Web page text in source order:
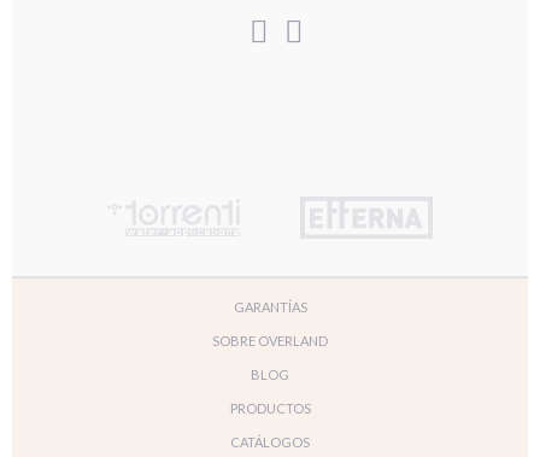
GARANTÍAS
SOBRE OVERLAND
BLOG
PRODUCTOS
CATÁLOGOS